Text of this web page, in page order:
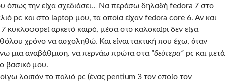
όπως την είχα σχεδιάσει… Να περάσω δηλαδή fedora 7 στο
pc και στο laptop μου, τα οποία είχαν fedora core 6. Αν και
7 κυκλοφορεί αρκετό καιρό, μέσα στο καλοκαίρι δεν είχα
χρόνο να ασχοληθώ. Και είναι τακτική που έχω, όταν
μια αναβάθμιση, να περνάω πρώτα στα “δεύτερα” pc και μετά
βασικό μου.
λοιπόν το παλιό pc (ένας pentium 3 τον οποίο τον